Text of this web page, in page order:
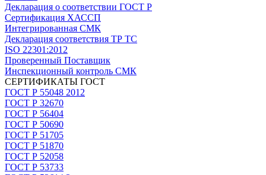
Декларация о соответствии ГОСТ Р
Сертификация ХАССП
Интегрированная СМК
Декларация соответствия ТР ТС
ISO 22301:2012
Проверенный Поставщик
Инспекционный контроль СМК
СЕРТИФИКАТЫ ГОСТ
ГОСТ Р 55048 2012
ГОСТ Р 32670
ГОСТ Р 56404
ГОСТ Р 50690
ГОСТ Р 51705
ГОСТ Р 51870
ГОСТ Р 52058
ГОСТ Р 53733